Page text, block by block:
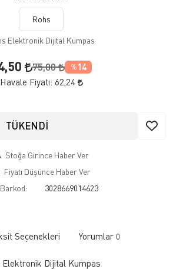
Rohs
Elektronik Dijital Kumpas
75,00 % 14
Havale Fiyatı: 62,24
TÜKENDİ
Stoğa Girince Haber Ver
Fiyatı Düşünce Haber Ver
Barkod:
3028669014623
Seçenekleri Yorumlar 0
Elektronik Dijital Kumpas